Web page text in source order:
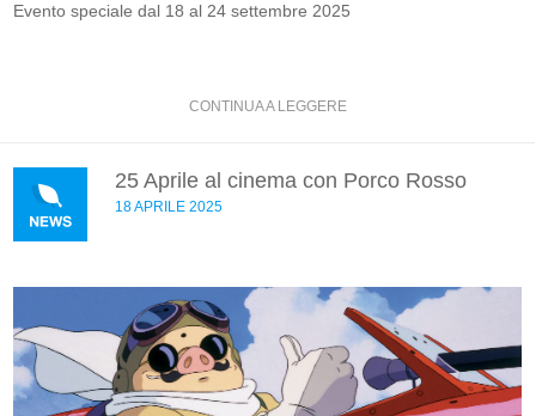
Evento speciale dal 18 al 24 settembre 2025
CONTINUA A LEGGERE
25 Aprile al cinema con Porco Rosso
18 APRILE 2025